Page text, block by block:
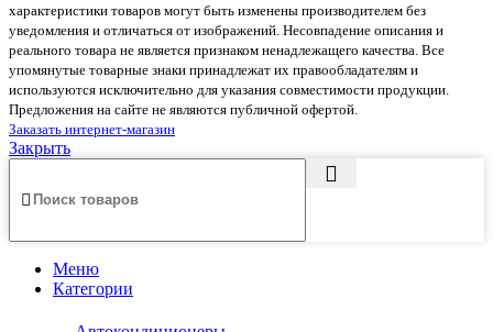
характеристики товаров могут быть изменены производителем без
уведомления и отличаться от изображений. Несовпадение описания и
реального товара не является признаком ненадлежащего качества. Все
упомянутые товарные знаки принадлежат их правообладателям и
используются исключительно для указания совместимости продукции.
Предложения на сайте не являются публичной офертой.
Заказать интернет-магазин
Закрыть
Меню
Категории